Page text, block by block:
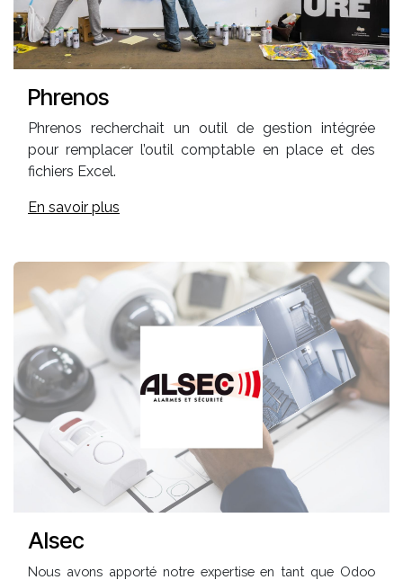
Phrenos
Phrenos recherchait un outil de gestion intégrée
pour remplacer l’outil comptable en place et des
fichiers Excel.
En savoir plus
Alsec
Nous avons apporté notre expertise en tant que Odoo